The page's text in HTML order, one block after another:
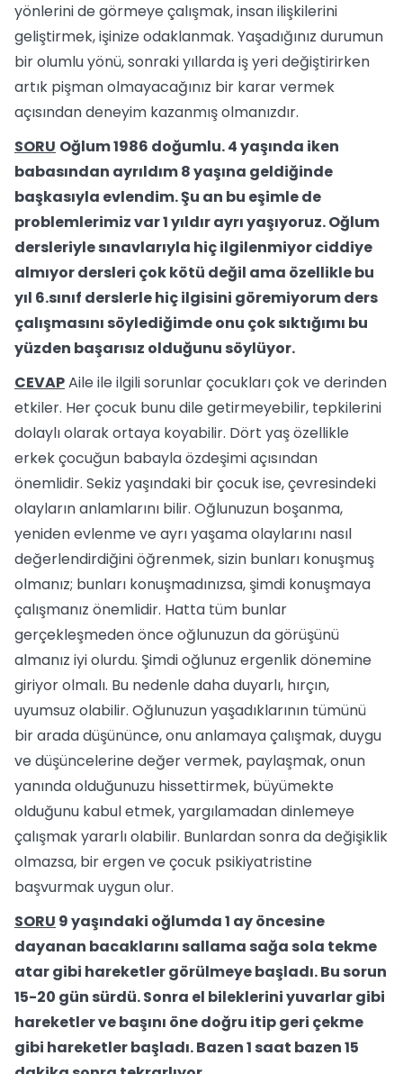
yönlerini de görmeye çalışmak, insan ilişkilerini
geliştirmek, işinize odaklanmak. Yaşadığınız durumun
bir olumlu yönü, sonraki yıllarda iş yeri değiştirirken
artık pişman olmayacağınız bir karar vermek
açısından deneyim kazanmış olmanızdır.
SORU Oğlum 1986 doğumlu. 4 yaşında iken
babasından ayrıldım 8 yaşına geldiğinde
başkasıyla evlendim. Şu an bu eşimle de
problemlerimiz var 1 yıldır ayrı yaşıyoruz. Oğlum
dersleriyle sınavlarıyla hiç ilgilenmiyor ciddiye
almıyor dersleri çok kötü değil ama özellikle bu
yıl 6.sınıf derslerle hiç ilgisini göremiyorum ders
çalışmasını söylediğimde onu çok sıktığımı bu
yüzden başarısız olduğunu söylüyor.
CEVAPAile ile ilgili sorunlar çocukları çok ve derinden
etkiler. Her çocuk bunu dile getirmeyebilir, tepkilerini
dolaylı olarak ortaya koyabilir. Dört yaş özellikle
erkek çocuğun babayla özdeşimi açısından
önemlidir. Sekiz yaşındaki bir çocuk ise, çevresindeki
olayların anlamlarını bilir. Oğlunuzun boşanma,
yeniden evlenme ve ayrı yaşama olaylarını nasıl
değerlendirdiğini öğrenmek, sizin bunları konuşmuş
olmanız; bunları konuşmadınızsa, şimdi konuşmaya
çalışmanız önemlidir. Hatta tüm bunlar
gerçekleşmeden önce oğlunuzun da görüşünü
almanız iyi olurdu. Şimdi oğlunuz ergenlik dönemine
giriyor olmalı. Bu nedenle daha duyarlı, hırçın,
uyumsuz olabilir. Oğlunuzun yaşadıklarının tümünü
bir arada düşününce, onu anlamaya çalışmak, duygu
ve düşüncelerine değer vermek, paylaşmak, onun
yanında olduğunuzu hissettirmek, büyümekte
olduğunu kabul etmek, yargılamadan dinlemeye
çalışmak yararlı olabilir. Bunlardan sonra da değişiklik
olmazsa, bir ergen ve çocuk psikiyatristine
başvurmak uygun olur.
SORU 9 yaşındaki oğlumda 1 ay öncesine
dayanan bacaklarını sallama sağa sola tekme
atar gibi hareketler görülmeye başladı. Bu sorun
15-20 gün sürdü. Sonra el bileklerini yuvarlar gibi
hareketler ve başını öne doğru itip geri çekme
gibi hareketler başladı. Bazen 1 saat bazen 15